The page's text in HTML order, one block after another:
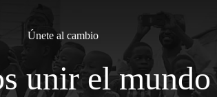
Únete al cambio
unir el mundo